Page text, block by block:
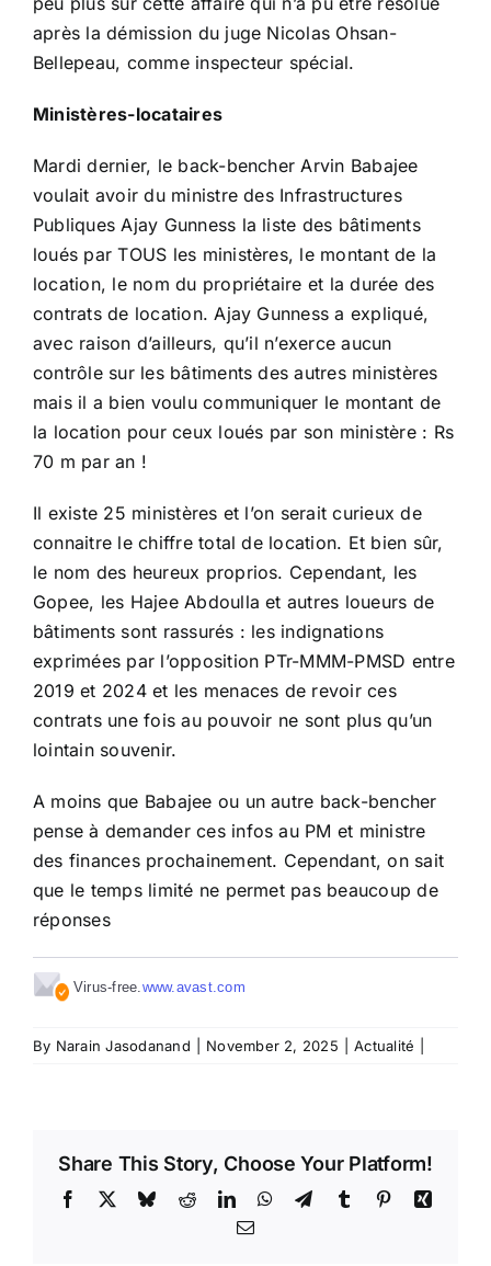
après la démission du juge Nicolas Ohsan-
Bellepeau, comme inspecteur spécial.
Ministères-locataires
Mardi dernier, le back-bencher Arvin Babajee
voulait avoir du ministre des Infrastructures
Publiques Ajay Gunness la liste des bâtiments
loués par TOUS les ministères, le montant de la
location, le nom du propriétaire et la durée des
contrats de location. Ajay Gunness a expliqué,
avec raison d’ailleurs, qu’il n’exerce aucun
contrôle sur les bâtiments des autres ministères
mais il a bien voulu communiquer le montant de
la location pour ceux loués par son ministère : Rs
70 m par an !
Il existe 25 ministères et l’on serait curieux de
connaitre le chiffre total de location. Et bien sûr,
le nom des heureux proprios. Cependant, les
Gopee, les Hajee Abdoulla et autres loueurs de
bâtiments sont rassurés : les indignations
exprimées par l’opposition PTr-MMM-PMSD entre
2019 et 2024 et les menaces de revoir ces
contrats une fois au pouvoir ne sont plus qu’un
lointain souvenir.
A moins que Babajee ou un autre back-bencher
pense à demander ces infos au PM et ministre
des finances prochainement. Cependant, on sait
que le temps limité ne permet pas beaucoup de
réponses
Virus-free.www.avast.com
By Narain Jasodanand November 2, 2025 Actualité
Share This Story, Choose Your Platform!
Facebook BlueskyRedditLinkedInWhatsApp
TelegramTumblr PinterestXing
Email